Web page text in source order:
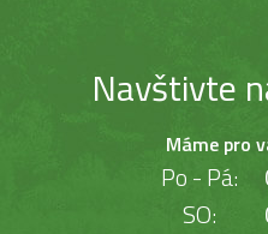
Navštivte
Máme pro
Po - Pá:
SO: